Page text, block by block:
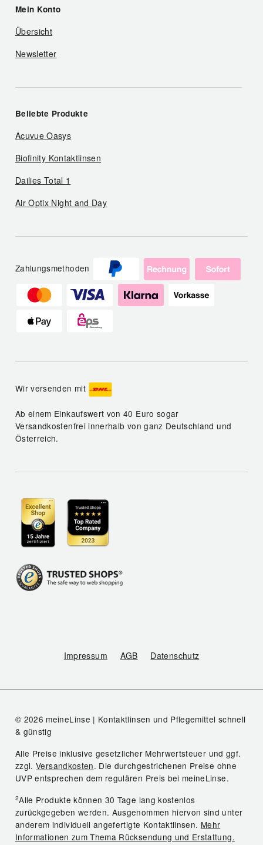
Mein Konto
Übersicht
Newsletter
Beliebte Produkte
Acuvue Oasys
Biofinity Kontaktlinsen
Dailies Total 1
Air Optix Night and Day
Zahlungsmethoden
Wir versenden mit
Ab einem Einkaufswert von 40 Euro sogar
Versandkostenfrei innerhalb von ganz Deutschland und
Österreich.
Impressum AGB Datenschutz
© 2026 meineLinse | Kontaktlinsen und Pflegemittel schnell
& günstig
Alle Preise inklusive gesetzlicher Mehrwertsteuer und ggf.
zzgl.Versandkosten. Die durchgestrichenen Preise ohne
UVP entsprechen dem regulären Preis bei meineLinse.
2Alle Produkte können 30 Tage lang kostenlos
zurückgegeben werden. Ausgenommen hiervon sind unter
anderem individuell angefertigte Kontaktlinsen. Mehr
Informationen zum Thema Rücksendung und Erstattung.